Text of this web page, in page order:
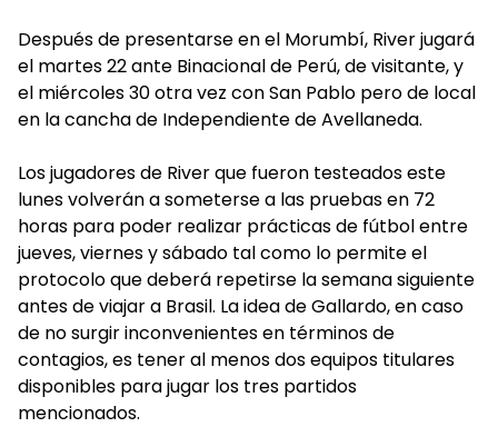
Después de presentarse en el Morumbí, River jugará
el martes 22 ante Binacional de Perú, de visitante, y
el miércoles 30 otra vez con San Pablo pero de local
en la cancha de Independiente de Avellaneda.
Los jugadores de River que fueron testeados este
lunes volverán a someterse a las pruebas en 72
horas para poder realizar prácticas de fútbol entre
jueves, viernes y sábado tal como lo permite el
protocolo que deberá repetirse la semana siguiente
antes de viajar a Brasil. La idea de Gallardo, en caso
de no surgir inconvenientes en términos de
contagios, es tener al menos dos equipos titulares
disponibles para jugar los tres partidos
mencionados.